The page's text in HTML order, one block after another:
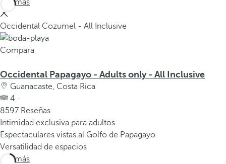
Ver más
Occidental Cozumel - All Inclusive
Compara
Occidental Papagayo - Adults only - All Inclusive
Guanacaste, Costa Rica
4 ·
8597 Reseñas
Intimidad exclusiva para adultos
Espectaculares vistas al Golfo de Papagayo
Versatilidad de espacios
Ver más